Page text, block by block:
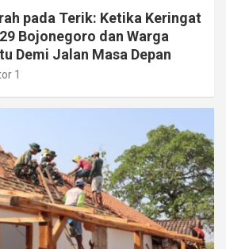
pada Terik: Ketika Keringat
Bojonegoro dan Warga
Demi Jalan Masa Depan
1